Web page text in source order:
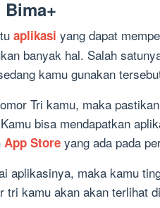
aplikasi yang dapat
banyak hal. Salah
kamu gunakan
Tri kamu, maka
bisa mendapatkan
App Store yang ada pada
aplikasinya, maka kamu
tri kamu akan akan terlihat